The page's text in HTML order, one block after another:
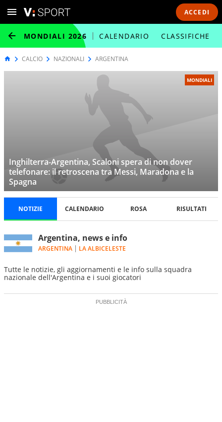
ACCEDI
MONDIALI 2026 CALENDARIO CLASSIFICHE
CALCIO NAZIONALI ARGENTINA
MONDIALI
Inghilterra-Argentina, Scaloni spera di non dover
telefonare: il retroscena tra Messi, Maradona e la
Spagna
Argentina, news e info
Tutte le notizie, gli aggiornamenti e le info sulla squadra
nazionale dell'Argentina e i suoi giocatori
ARGENTINA LA ALBICELESTE
NOTIZIE CALENDARIO ROSA RISULTATI